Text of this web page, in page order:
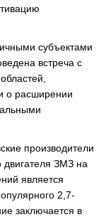
субъектами
встреча с
о расширении
производители
двигателя ЗМЗ на
является
2,7-
заключается в